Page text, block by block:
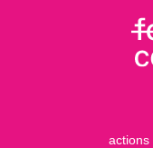
actions